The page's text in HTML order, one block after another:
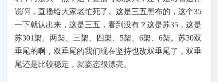
说啊，直播给大家老忙死了。这是三五黑布的，这个35
一下就认出来，这是三五，看到没有？这是苏35，这是
苏301架。两架、三架、四架、5架、6架、6架。苏30双
垂尾的啊，双垂尾的我们现在坚持也改双垂尾了，双垂
尾还是比较稳定，就姿态很漂亮。